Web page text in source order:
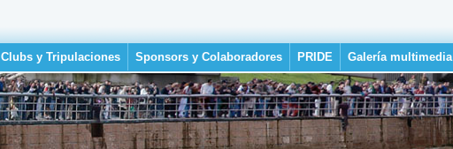
Clubs y Tripulaciones Sponsors y Colaboradores PRIDE Galería multimedia